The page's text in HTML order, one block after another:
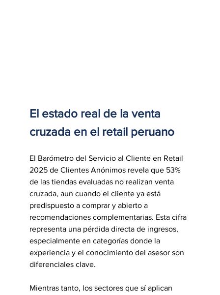
El estado real de la venta
cruzada en el retail peruano
El Barómetro del Servicio al Cliente en Retail
2025 de Clientes Anónimos revela que 53%
de las tiendas evaluadas no realizan venta
cruzada, aun cuando el cliente ya está
predispuesto a comprar y abierto a
recomendaciones complementarias. Esta cifra
representa una pérdida directa de ingresos,
especialmente en categorías donde la
experiencia y el conocimiento del asesor son
diferenciales clave.
Mientras tanto, los sectores que sí aplican